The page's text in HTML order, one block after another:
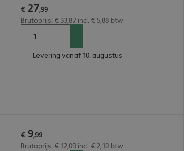
€ 27,99
Brutoprijs: € 33,87 incl. € 5,88 btw
Levering vanaf 10. augustus
€ 9,99
Brutoprijs: € 12,09 incl. € 2,10 btw